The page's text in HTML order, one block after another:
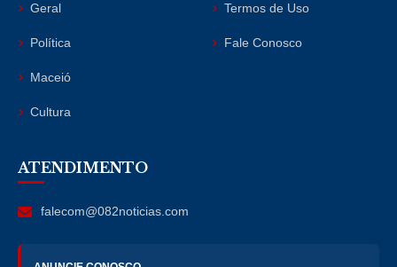
Geral
Política
Maceió
Cultura
Termos de Uso
Fale Conosco
ATENDIMENTO
falecom@082noticias.com